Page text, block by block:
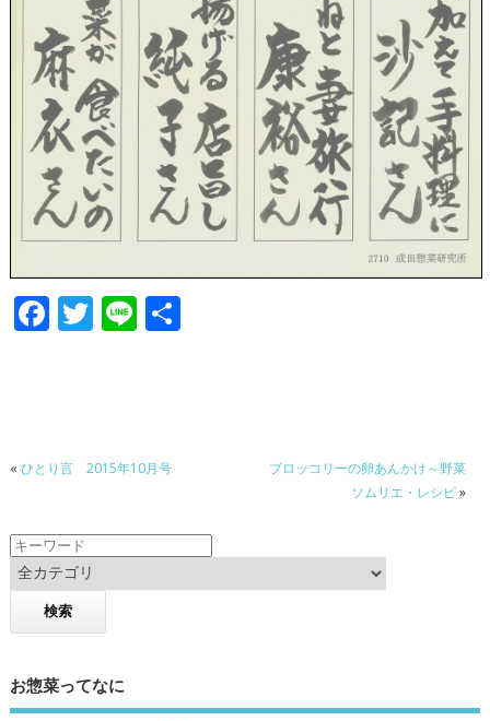
F
o
o
k
T Li 共
« ひとり言 2015年10月号
ブロッコリーの卵あんかけ～野菜
ソムリエ・レシピ»
お惣菜ってなに